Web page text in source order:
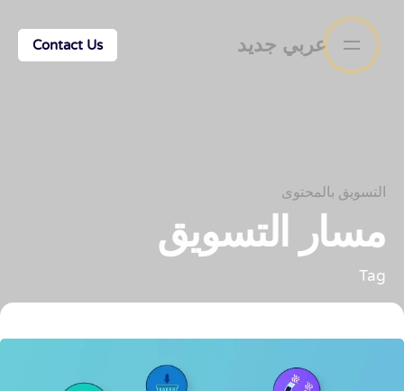
عربي جديد Contact Us
التسويق بالمحتوى
مسار التسويق
Tag